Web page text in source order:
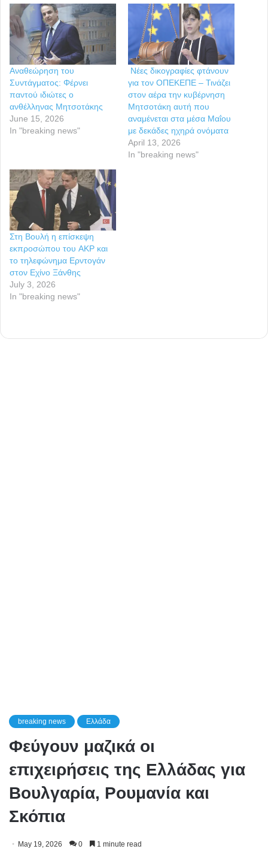
Αναθεώρηση του
Συντάγματος: Φέρνει
παντού ιδιώτες ο
ανθέλληνας Μητσοτάκης
June 15, 2026
In "breaking news"
Νέες δικογραφίες φτάνουν
για τον ΟΠΕΚΕΠΕ – Τινάζει
στον αέρα την κυβέρνηση
Μητσοτάκη αυτή που
αναμένεται στα μέσα Μαΐου
με δεκάδες ηχηρά ονόματα
April 13, 2026
In "breaking news"
Στη Βουλή η επίσκεψη
εκπροσώπου του AKP και
το τηλεφώνημα Ερντογάν
στον Εχίνο Ξάνθης
July 3, 2026
In "breaking news"